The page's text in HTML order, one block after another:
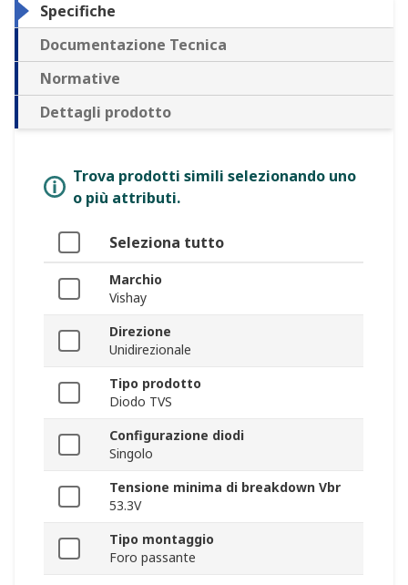
Specifiche
Documentazione Tecnica
Normative
Dettagli prodotto
Trova prodotti simili selezionando uno
o più attributi.
Seleziona tutto
Marchio
Vishay
Direzione
Unidirezionale
Tipo prodotto
Diodo TVS
Configurazione diodi
Singolo
Tensione minima di breakdown Vbr
53.3V
Tipo montaggio
Foro passante